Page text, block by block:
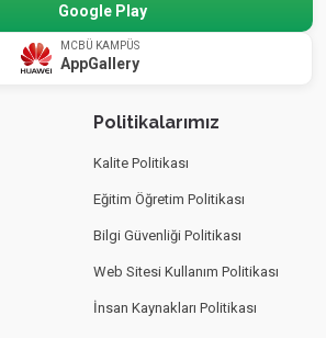
Google Play
MCBÜ KAMPÜS
AppGallery
Politikalarımız
Kalite Politikası
Eğitim Öğretim Politikası
Bilgi Güvenliği Politikası
Web Sitesi Kullanım Politikası
İnsan Kaynakları Politikası